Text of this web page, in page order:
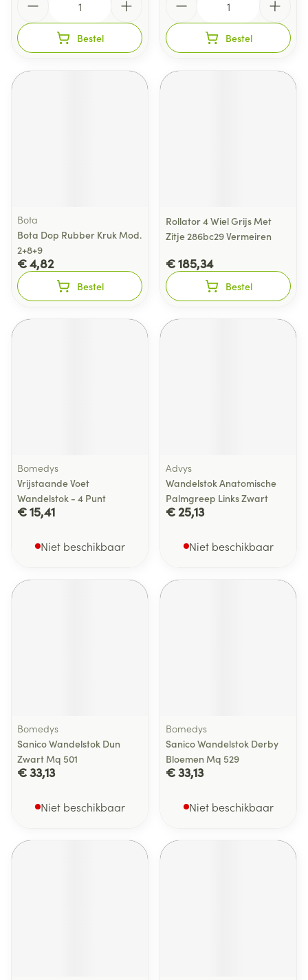
Bestel Bestel
Bota
Bota Dop Rubber Kruk Mod.
2+8+9
€ 4,82
Bestel
Rollator 4 Wiel Grijs Met
Zitje 286bc29 Vermeiren
€ 185,34
Bestel
Bomedys
Vrijstaande Voet
Wandelstok - 4 Punt
€ 15,41
Niet beschikbaar
Advys
Wandelstok Anatomische
Palmgreep Links Zwart
€ 25,13
Niet beschikbaar
Bomedys
Sanico Wandelstok Dun
Zwart Mq 501
€ 33,13
Niet beschikbaar
Bomedys
Sanico Wandelstok Derby
Bloemen Mq 529
€ 33,13
Niet beschikbaar